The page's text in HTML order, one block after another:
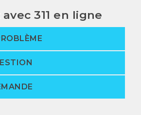
311 en ligne